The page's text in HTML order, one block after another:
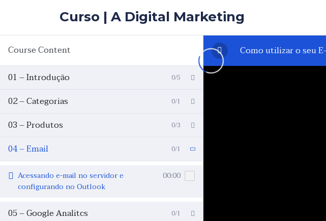
Curso | A Digital Marketing
Course Content
01 – Introdução
0/5
02 – Categorias 0/1
03 – Produtos 0/3
04 – Email 0/1
Acessando e-mail no servidor e
configurando no Outlook
00:00
05 – Google Analitcs 0/1
Como utilizar o seu